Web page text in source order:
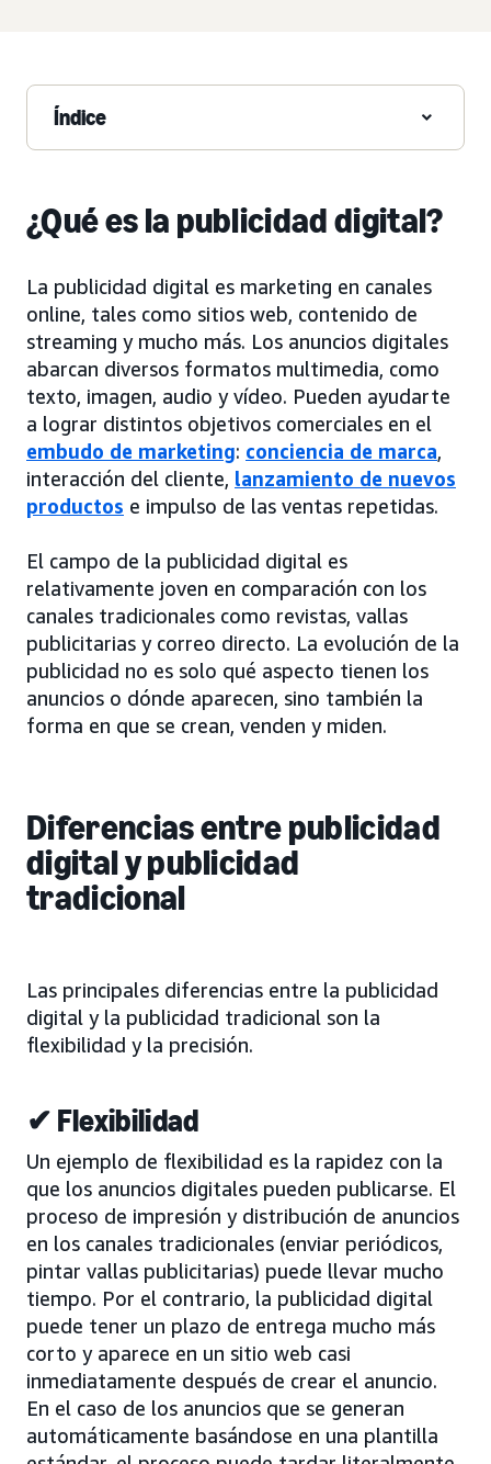
Índice
¿Qué es la publicidad digital?
La publicidad digital es marketing en canales
online, tales como sitios web, contenido de
streaming y mucho más. Los anuncios digitales
abarcan diversos formatos multimedia, como
texto, imagen, audio y vídeo. Pueden ayudarte
a lograr distintos objetivos comerciales en el
embudo de marketing: conciencia de marca,
interacción del cliente, lanzamiento de nuevos
productos e impulso de las ventas repetidas.
El campo de la publicidad digital es
relativamente joven en comparación con los
canales tradicionales como revistas, vallas
publicitarias y correo directo. La evolución de la
publicidad no es solo qué aspecto tienen los
anuncios o dónde aparecen, sino también la
forma en que se crean, venden y miden.
Diferencias entre publicidad
digital y publicidad
tradicional
Las principales diferencias entre la publicidad
digital y la publicidad tradicional son la
flexibilidad y la precisión.
✔ Flexibilidad
Un ejemplo de flexibilidad es la rapidez con la
que los anuncios digitales pueden publicarse. El
proceso de impresión y distribución de anuncios
en los canales tradicionales (enviar periódicos,
pintar vallas publicitarias) puede llevar mucho
tiempo. Por el contrario, la publicidad digital
puede tener un plazo de entrega mucho más
corto y aparece en un sitio web casi
inmediatamente después de crear el anuncio.
En el caso de los anuncios que se generan
automáticamente basándose en una plantilla